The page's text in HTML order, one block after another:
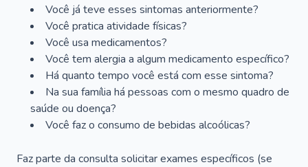
Você já teve esses sintomas anteriormente?
Você pratica atividade físicas?
Você usa medicamentos?
Você tem alergia a algum medicamento específico?
Há quanto tempo você está com esse sintoma?
Na sua família há pessoas com o mesmo quadro de
saúde ou doença?
Você faz o consumo de bebidas alcoólicas?
Faz parte da consulta solicitar exames específicos (se